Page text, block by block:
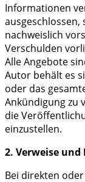
Informationen
ausgeschlossen,
nachweislich
Verschulden
Alle Angebote
Autor behält es
oder das
Ankündigung zu
die
einzustellen.
2. Verweise und
Bei direkten